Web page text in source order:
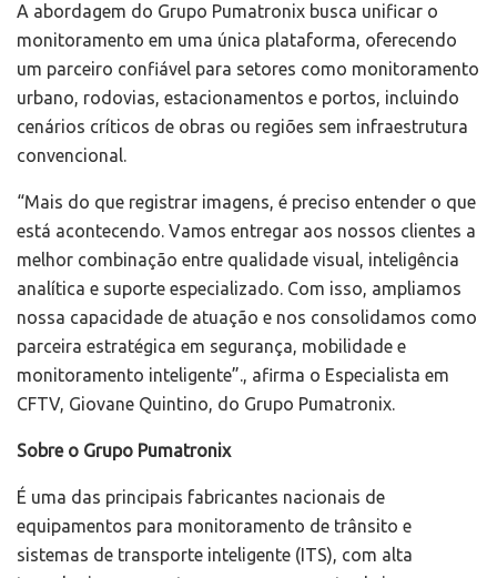
A abordagem do Grupo Pumatronix busca unificar o
monitoramento em uma única plataforma, oferecendo
um parceiro confiável para setores como monitoramento
urbano, rodovias, estacionamentos e portos, incluindo
cenários críticos de obras ou regiões sem infraestrutura
convencional.
“Mais do que registrar imagens, é preciso entender o que
está acontecendo. Vamos entregar aos nossos clientes a
melhor combinação entre qualidade visual, inteligência
analítica e suporte especializado. Com isso, ampliamos
nossa capacidade de atuação e nos consolidamos como
parceira estratégica em segurança, mobilidade e
monitoramento inteligente”., afirma o Especialista em
CFTV, Giovane Quintino, do Grupo Pumatronix.
Sobre o Grupo Pumatronix
É uma das principais fabricantes nacionais de
equipamentos para monitoramento de trânsito e
sistemas de transporte inteligente (ITS), com alta